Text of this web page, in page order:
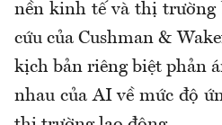
nền kinh tế và thị trường
cứu của Cushman &
kịch bản riêng biệt phản
nhau của AI về mức độ